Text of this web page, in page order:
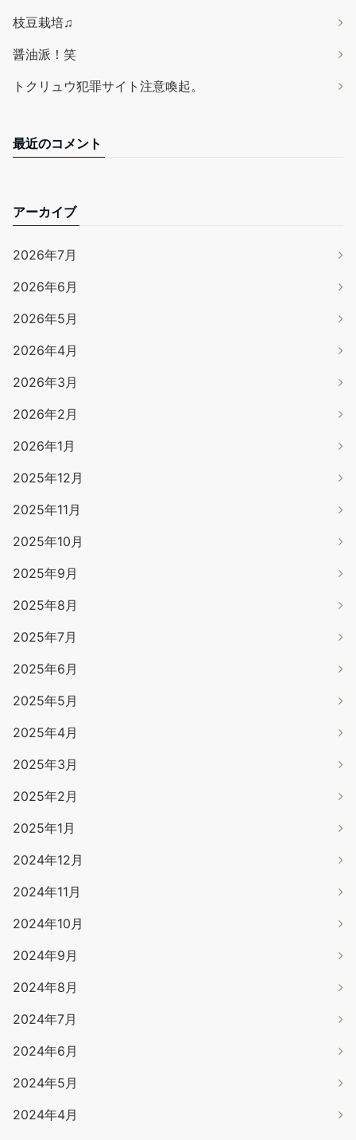
枝豆栽培♫
醤油派！笑
トクリュウ犯罪サイト注意喚起。
最近のコメント
アーカイブ
2026年7月
2026年6月
2026年5月
2026年4月
2026年3月
2026年2月
2026年1月
2025年12月
2025年11月
2025年10月
2025年9月
2025年8月
2025年7月
2025年6月
2025年5月
2025年4月
2025年3月
2025年2月
2025年1月
2024年12月
2024年11月
2024年10月
2024年9月
2024年8月
2024年7月
2024年6月
2024年5月
2024年4月